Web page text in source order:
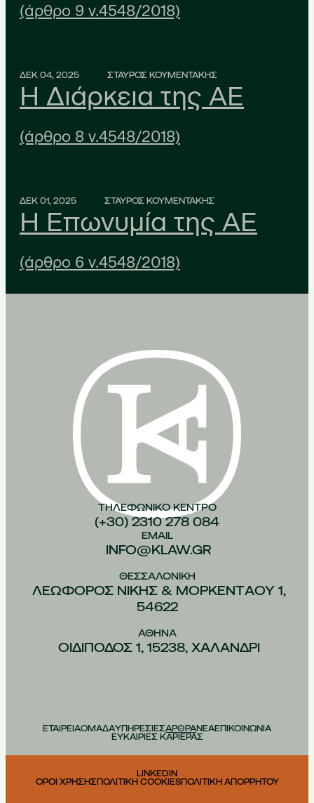
(άρθρο 9 ν.4548/2018)
ΔΕΚ 04, 2025 ΣΤΑΥΡΟΣ ΚΟΥΜΕΝΤΑΚΗΣ
Η Διάρκεια της ΑΕ
(άρθρο 8 ν.4548/2018)
ΔΕΚ 01, 2025 ΣΤΑΥΡΟΣ ΚΟΥΜΕΝΤΑΚΗΣ
Η Επωνυμία της ΑΕ
(άρθρο 6 ν.4548/2018)
ΤΗΛΕΦΩΝΙΚO ΚEΝΤΡΟ
(+30) 2310 278 084
EMAIL
INFO@KLAW.GR
ΘΕΣΣΑΛΟΝIΚΗ
ΛΕΩΦOΡΟΣ ΝIΚΗΣ & ΜΟΡΚΕΝΤAΟΥ 1,
54622
ΑΘHΝΑ
ΟΙΔIΠΟΔΟΣ 1, 15238, ΧΑΛAΝΔΡΙ
ΕΤΑΙΡΕΙΑΟΜΑΔΑΥΠΗΡΕΣΙΕΣΑΡΘΡΑΝΕΑΕΠΙΚΟΙΝΩΝΙΑ
ΕΥΚΑΙΡΙΕΣ ΚΑΡΙΕΡΑΣ
LINKEDIN
ΟΡΟΙ ΧΡΗΣΗΣΠΟΛΙΤΙΚΗ COOKIESΠΟΛΙΤΙΚΗ ΑΠΟΡΡΗΤΟΥ